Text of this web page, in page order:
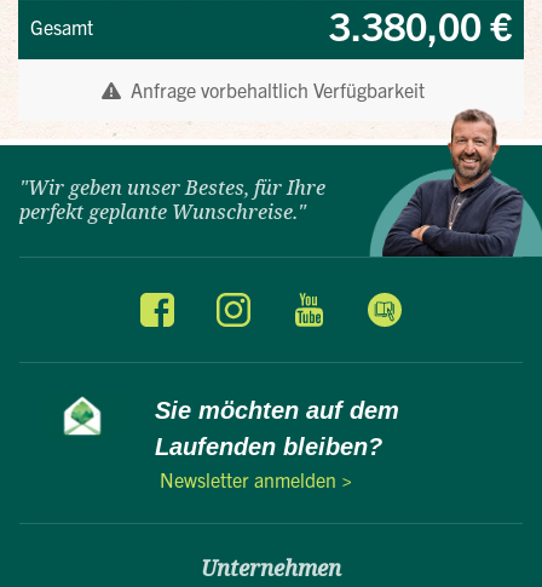
"Wir geben unser Bestes, für Ihre
perfekt geplante Wunschreise."
Sie möchten auf dem
Laufenden bleiben?
Newsletter anmelden >
Unternehmen